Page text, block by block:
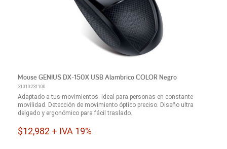
Mouse GENIUS DX-150X USB Alambrico COLOR Negro
31010231100
Adaptado a tus movimientos. Ideal para personas en constante
movilidad. Detección de movimiento óptico preciso. Diseño ultra
delgado y ergonómico para fácil traslado.
$12,982 + IVA 19%